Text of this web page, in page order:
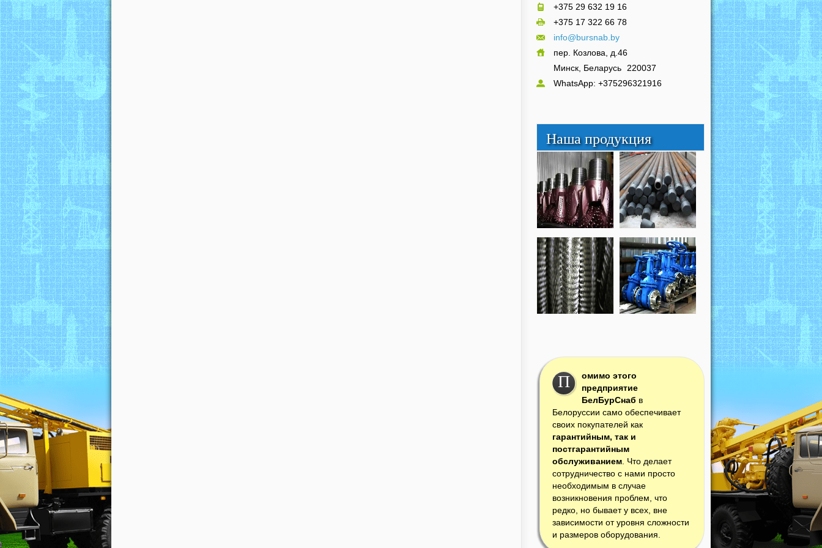
+375 29 632 19 16
+375 17 322 66 78
info@bursnab.by
пер. Козлова, д.46
Минск, Беларусь 220037
WhatsApp: +375296321916
Наша продукция
П
омимо этого
предприятие
БелБурСнаб в
Белоруссии само обеспечивает
своих покупателей как
гарантийным, так и
постгарантийным
обслуживанием. Что делает
сотрудничество с нами просто
необходимым в случае
возникновения проблем, что
редко, но бывает у всех, вне
зависимости от уровня сложности
и размеров оборудования.